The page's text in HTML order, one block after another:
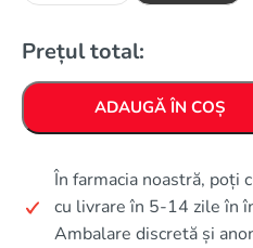
Prețul total:
ADAUGĂ ÎN COȘ
În farmacia noastră, poți
cu livrare în 5-14 zile în
Ambalare discretă și